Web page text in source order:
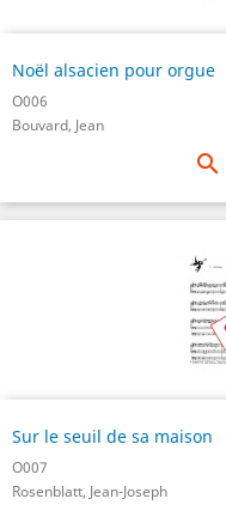
Noël alsacien pour orgue
O006
Bouvard, Jean

Sur le seuil de sa maison
O007
Rosenblatt, Jean-Joseph